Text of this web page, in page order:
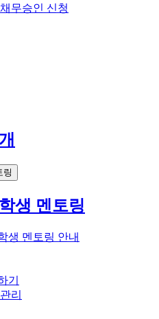
무승인 신청
링
생 멘토링
생 멘토링 안내
기
리